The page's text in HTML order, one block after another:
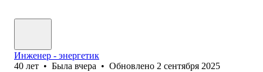
Инженер - энергетик
40 лет • Была вчера • Обновлено 2 сентября 2025